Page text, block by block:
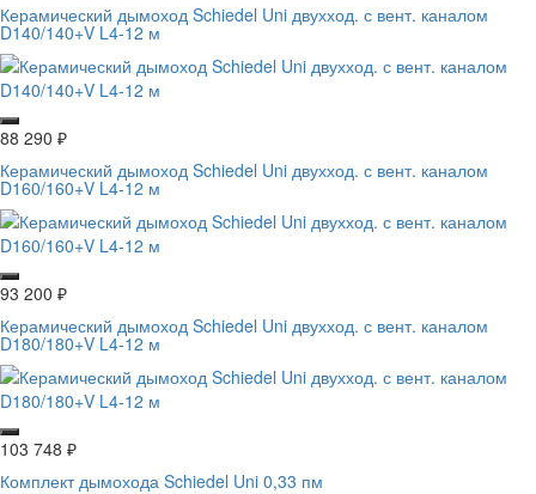
Керамический дымоход Schiedel Uni двухход. с вент. каналом
D140/140+V L4-12 м
88 290 ₽
Керамический дымоход Schiedel Uni двухход. с вент. каналом
D160/160+V L4-12 м
93 200 ₽
Керамический дымоход Schiedel Uni двухход. с вент. каналом
D180/180+V L4-12 м
103 748 ₽
Комплект дымохода Schiedel Uni 0,33 пм